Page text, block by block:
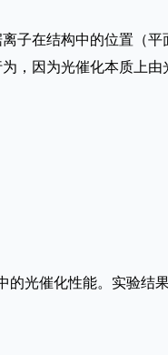
子在结构中的位置（
，因为光催化本质上由
的光催化性能。实验结